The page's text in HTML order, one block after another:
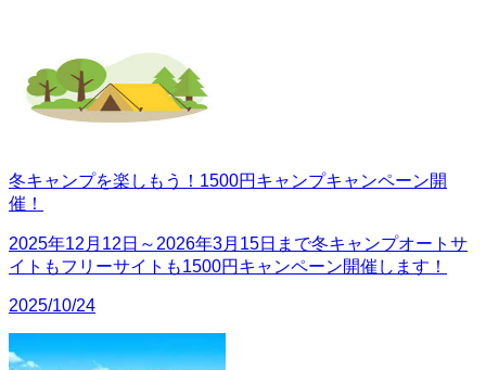
冬キャンプを楽しもう！1500円キャンプキャンペーン開
催！
2025年12月12日～2026年3月15日まで冬キャンプオートサ
イトもフリーサイトも1500円キャンペーン開催します！
2025/10/24